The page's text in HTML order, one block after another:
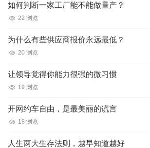
如何判断一家工厂能不能做量产？
22 浏览
为什么有些供应商报价永远最低？
20 浏览
让领导觉得你能力很强的微习惯
19 浏览
开网约车自由，是最美丽的谎言
18 浏览
人生两大生存法则，越早知道越好